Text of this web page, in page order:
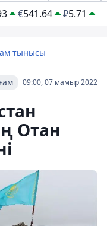
€541.64 ₽5.71
тынысы
09:00, 07 мамыр 2022
Отан